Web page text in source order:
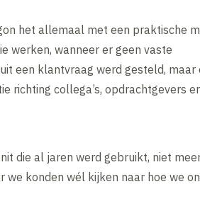
het allemaal met een praktische
werken, wanneer er geen vaste
een klantvraag werd gesteld, maar
richting collega’s, opdrachtgevers
die al jaren werd gebruikt, niet
we konden wél kijken naar hoe we